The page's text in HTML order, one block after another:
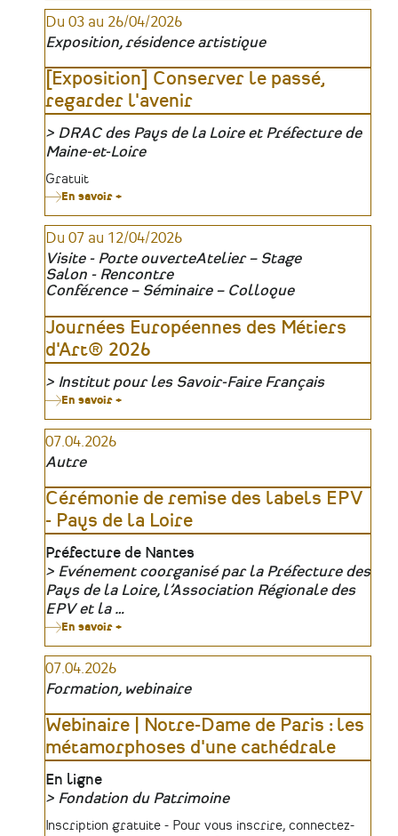
école
/
Formation
au
de
maçon
du
bâti
ancien
au
château
Du 03 au 26/04/2026
Exposition, résidence artistique
[Exposition] Conserver le passé,
regarder l'avenir
Organisateur
DRAC des Pays de la Loire et Préfecture de
Maine-et-Loire
Tarifs
Gratuit
En savoir +
Conserver
le
regarder
l'avenir
Du 07 au 12/04/2026
Visite - Porte ouverteAtelier – Stage
Salon - Rencontre
Conférence – Séminaire – Colloque
Journées Européennes des Métiers
d'Art® 2026
Organisateur
Institut pour les Savoir-Faire Français
En savoir +
Européennes
07.04.2026
Autre
Cérémonie de remise des labels EPV
- Pays de la Loire
Lieu
Préfecture de Nantes
Organisateur
Evénement coorganisé par la Préfecture des
Pays de la Loire, l’Association Régionale des
EPV et la …
En savoir +
de
labels
-
Pays
de
la
07.04.2026
Formation, webinaire
Webinaire | Notre-Dame de Paris : les
métamorphoses d'une cathédrale
Lieu
En ligne
Organisateur
Fondation du Patrimoine
Tarifs
Inscription gratuite - Pour vous inscrire, connectez-